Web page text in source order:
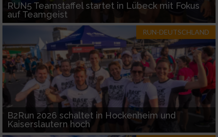
RUN5 Teamstaffel startet in Lübeck mit Fokus
auf Teamgeist
RUN-DEUTSCHLAND
B2Run 2026 schaltet in Hockenheim und
Kaiserslautern hoch